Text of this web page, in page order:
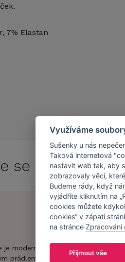
7% Elastan
se doCaresse
je moderní obchod s
prádlem.
Náš příběh
Náš tým
Využíváme
Sušenky u nás
Taková internetová
nastavit web tak, aby
zobrazovaly věci,
Budeme rády, když
vyjádříte kliknutím na
cookies můžete
cookies“ v zápatí
na stránce Zpracování
Přijmout vše